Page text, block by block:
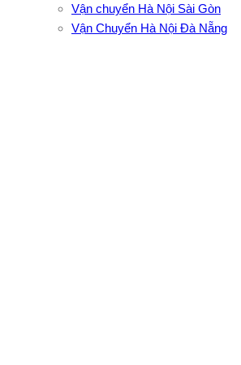
Vận chuyển Hà Nội Sài Gòn
Vận Chuyển Hà Nội Đà Nẵng